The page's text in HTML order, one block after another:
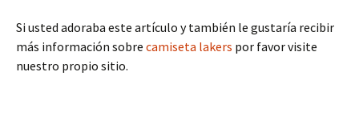
Si usted adoraba este artículo y también le gustaría recibir
más información sobre camiseta lakers por favor visite
nuestro propio sitio.